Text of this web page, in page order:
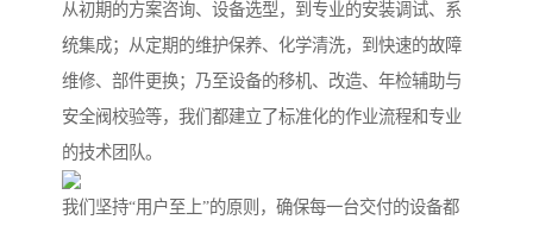
从初期的方案咨询、设备选型，到专业的安装调试、系
统集成；从定期的维护保养、化学清洗，到快速的故障
维修、部件更换；乃至设备的移机、改造、年检辅助与
安全阀校验等，我们都建立了标准化的作业流程和专业
的技术团队。
我们坚持“用户至上”的原则，确保每一台交付的设备都